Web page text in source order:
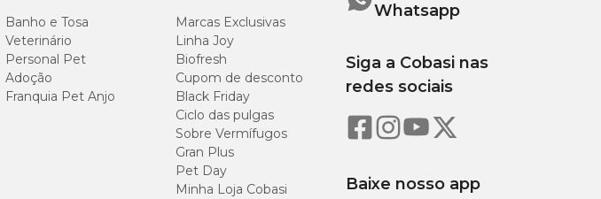
Banho e Tosa
Veterinário
Personal Pet
Adoção
Franquia Pet Anjo
Marcas Exclusivas
Linha Joy
Biofresh
Cupom de desconto
Black Friday
Ciclo das pulgas
Sobre Vermífugos
Gran Plus
Pet Day
Minha Loja Cobasi
Whatsapp
Siga a Cobasi nas
redes sociais
Baixe nosso app